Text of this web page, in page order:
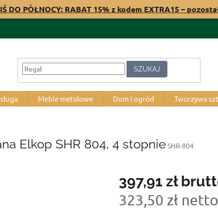
DO PÓŁNOCY: RABAT 15% z kodem EXTRA15 –
SZUKAJ
Meble metalowe Dom i ogród Tworzywa
Elkop SHR 804, 4 stopnieSHR-804
397,91 zł
323,50 zł netto